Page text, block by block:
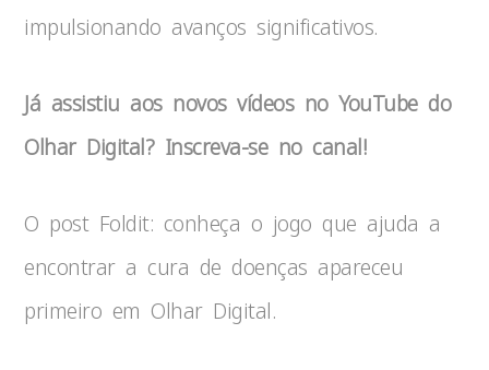
impulsionando avanços significativos.
Já assistiu aos novos vídeos noYouTubedo
Olhar Digital? Inscreva-se no canal!
O post Foldit: conheça o jogo que ajuda a
encontrar a cura de doenças apareceu
primeiro em Olhar Digital.